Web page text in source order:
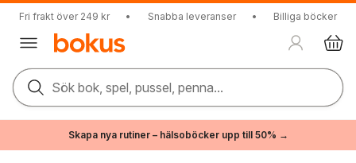
Fri frakt över 249 kr • Snabba leveranser • Billiga böcker
Sök bok, spel, pussel, penna...
Skapa nya rutiner – hälsoböcker upp till 50% →